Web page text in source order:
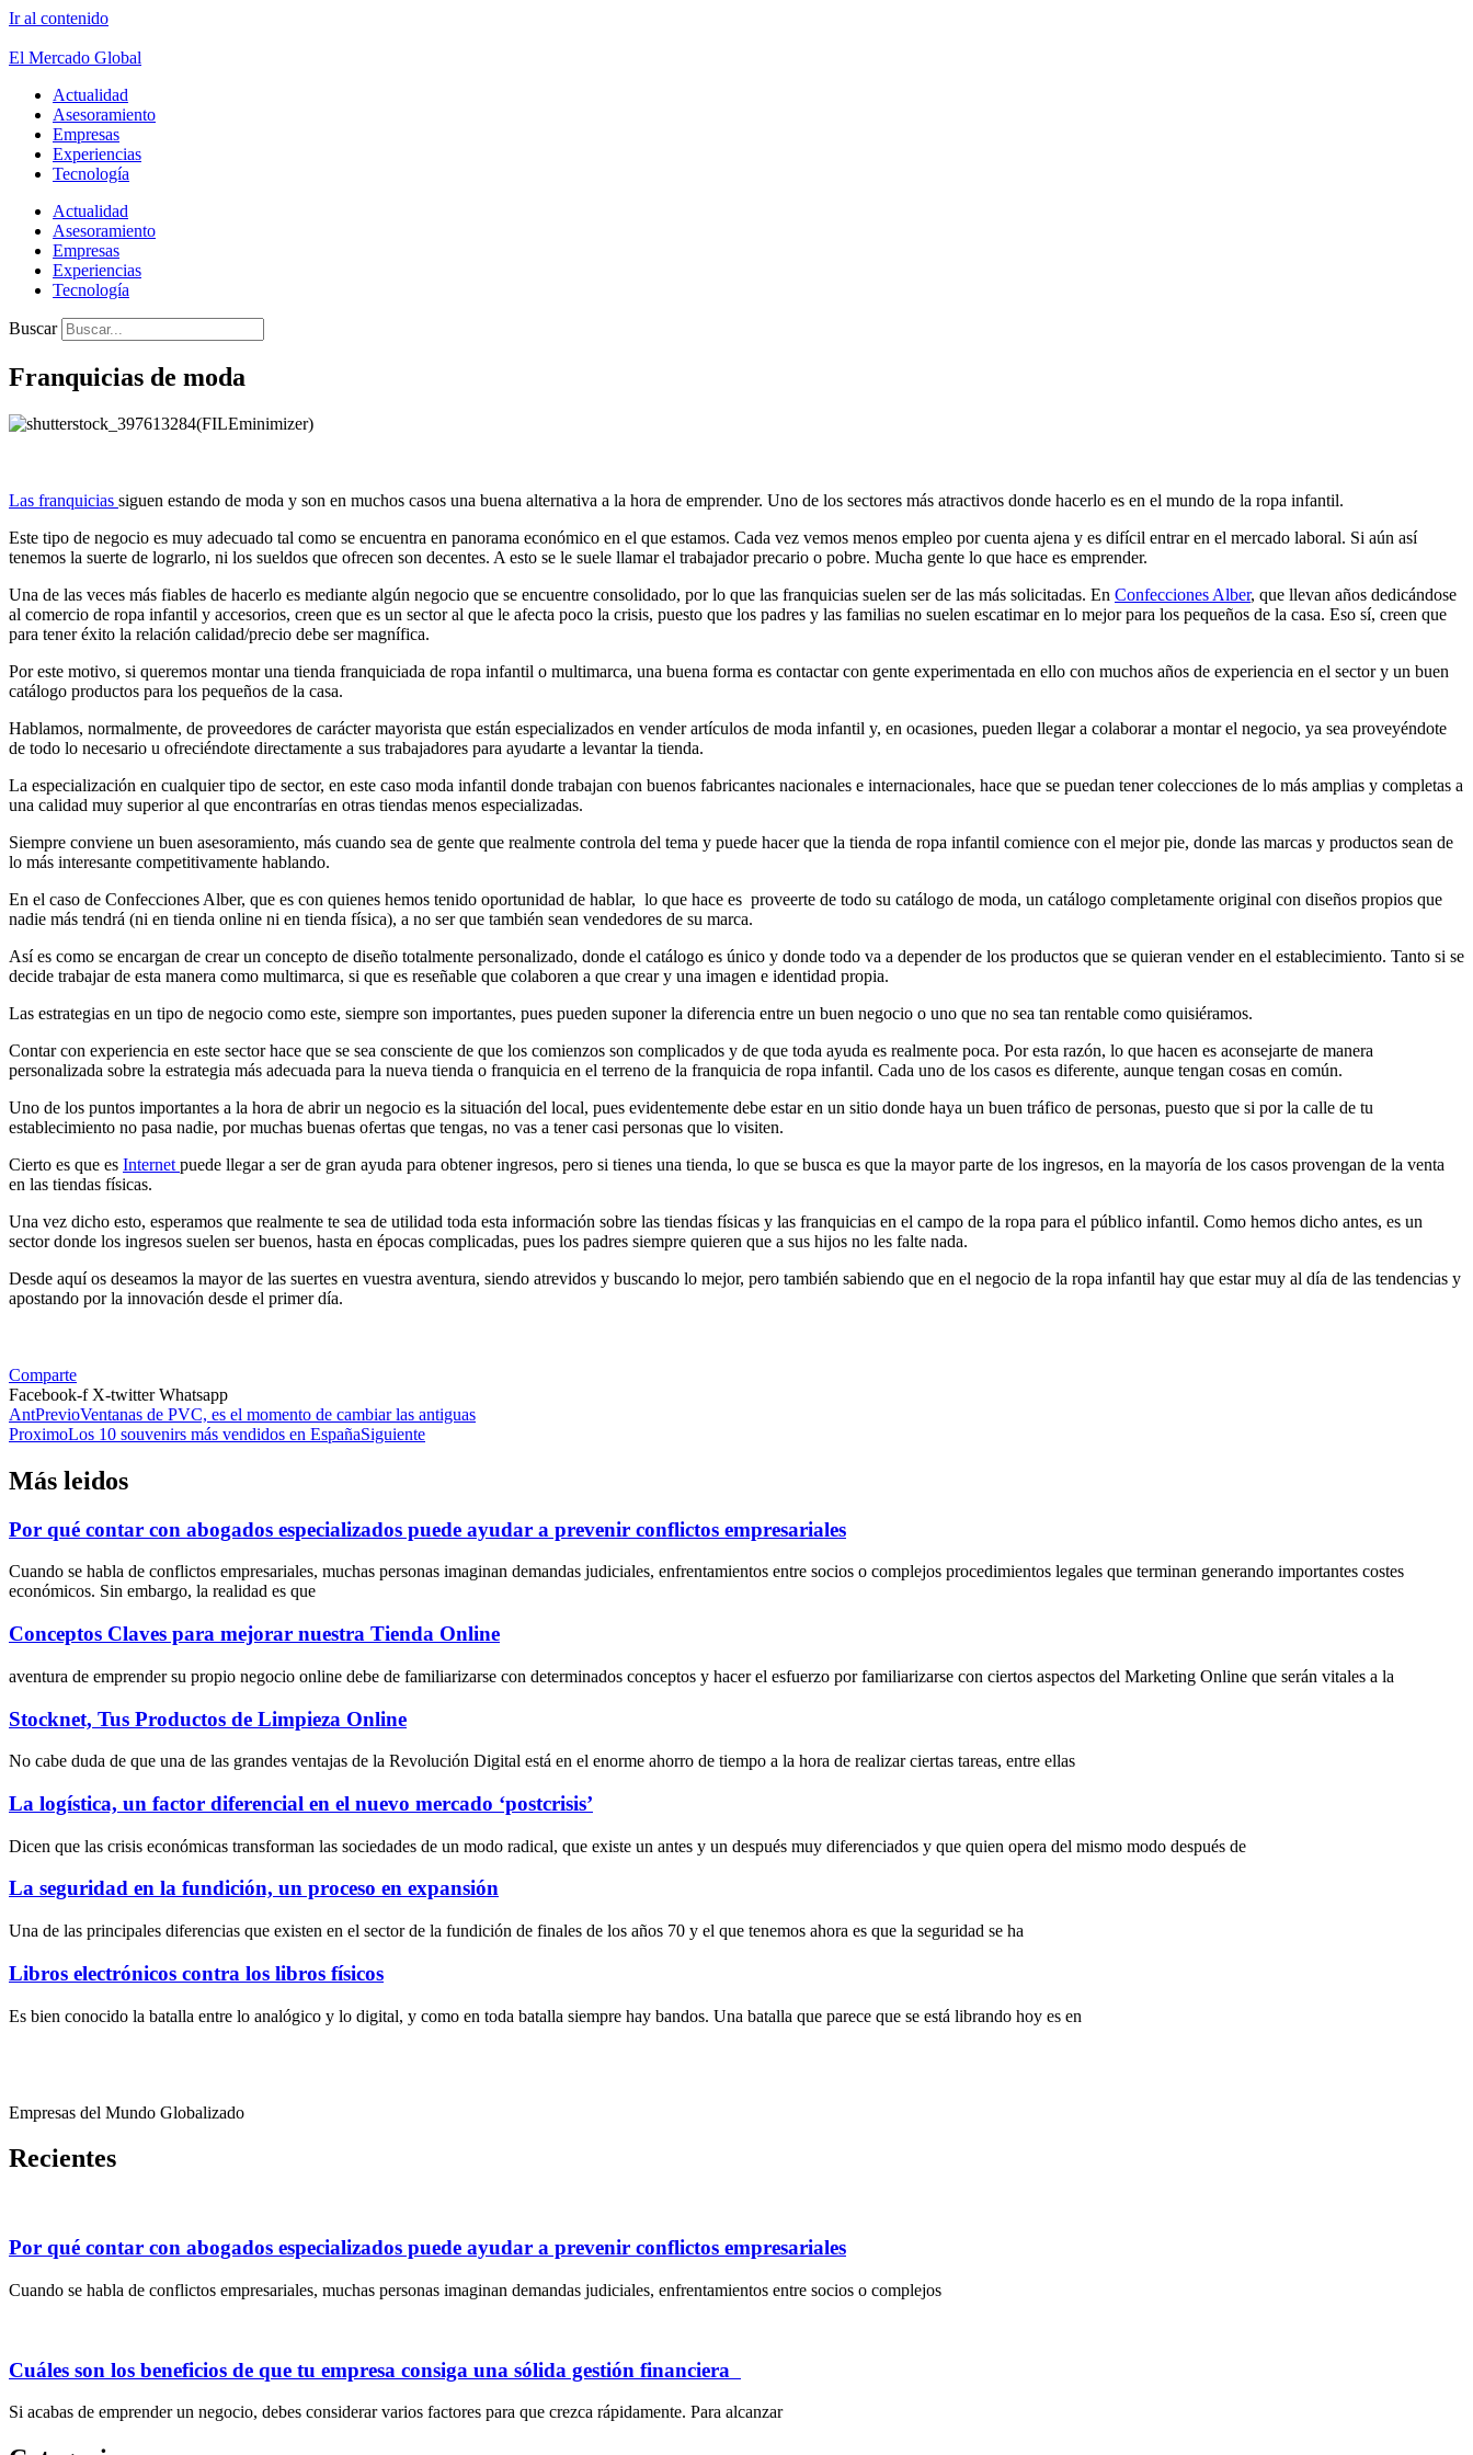
Ir al contenido
El Mercado Global
Actualidad
Asesoramiento
Empresas
Experiencias
Tecnología
Actualidad
Asesoramiento
Empresas
Experiencias
Tecnología
Buscar
Franquicias de moda
Las franquicias siguen estando de moda y son en muchos casos una buena alternativa a la hora de emprender. Uno de los sectores más atractivos donde hacerlo es en el mundo de la ropa infantil.
Este tipo de negocio es muy adecuado tal como se encuentra en panorama económico en el que estamos. Cada vez vemos menos empleo por cuenta ajena y es difícil entrar en el mercado laboral. Si aún así
tenemos la suerte de lograrlo, ni los sueldos que ofrecen son decentes. A esto se le suele llamar el trabajador precario o pobre. Mucha gente lo que hace es emprender.
Una de las veces más fiables de hacerlo es mediante algún negocio que se encuentre consolidado, por lo que las franquicias suelen ser de las más solicitadas. En Confecciones Alber, que llevan años dedicándose
al comercio de ropa infantil y accesorios, creen que es un sector al que le afecta poco la crisis, puesto que los padres y las familias no suelen escatimar en lo mejor para los pequeños de la casa. Eso sí, creen que
para tener éxito la relación calidad/precio debe ser magnífica.
Por este motivo, si queremos montar una tienda franquiciada de ropa infantil o multimarca, una buena forma es contactar con gente experimentada en ello con muchos años de experiencia en el sector y un buen
catálogo productos para los pequeños de la casa.
Hablamos, normalmente, de proveedores de carácter mayorista que están especializados en vender artículos de moda infantil y, en ocasiones, pueden llegar a colaborar a montar el negocio, ya sea proveyéndote
de todo lo necesario u ofreciéndote directamente a sus trabajadores para ayudarte a levantar la tienda.
La especialización en cualquier tipo de sector, en este caso moda infantil donde trabajan con buenos fabricantes nacionales e internacionales, hace que se puedan tener colecciones de lo más amplias y completas a
una calidad muy superior al que encontrarías en otras tiendas menos especializadas.
Siempre conviene un buen asesoramiento, más cuando sea de gente que realmente controla del tema y puede hacer que la tienda de ropa infantil comience con el mejor pie, donde las marcas y productos sean de
lo más interesante competitivamente hablando.
En el caso de Confecciones Alber, que es con quienes hemos tenido oportunidad de hablar, lo que hace es proveerte de todo su catálogo de moda, un catálogo completamente original con diseños propios que
nadie más tendrá (ni en tienda online ni en tienda física), a no ser que también sean vendedores de su marca.
Así es como se encargan de crear un concepto de diseño totalmente personalizado, donde el catálogo es único y donde todo va a depender de los productos que se quieran vender en el establecimiento. Tanto si se
decide trabajar de esta manera como multimarca, si que es reseñable que colaboren a que crear y una imagen e identidad propia.
Las estrategias en un tipo de negocio como este, siempre son importantes, pues pueden suponer la diferencia entre un buen negocio o uno que no sea tan rentable como quisiéramos.
Contar con experiencia en este sector hace que se sea consciente de que los comienzos son complicados y de que toda ayuda es realmente poca. Por esta razón, lo que hacen es aconsejarte de manera
personalizada sobre la estrategia más adecuada para la nueva tienda o franquicia en el terreno de la franquicia de ropa infantil. Cada uno de los casos es diferente, aunque tengan cosas en común.
Uno de los puntos importantes a la hora de abrir un negocio es la situación del local, pues evidentemente debe estar en un sitio donde haya un buen tráfico de personas, puesto que si por la calle de tu
establecimiento no pasa nadie, por muchas buenas ofertas que tengas, no vas a tener casi personas que lo visiten.
Cierto es que es Internet puede llegar a ser de gran ayuda para obtener ingresos, pero si tienes una tienda, lo que se busca es que la mayor parte de los ingresos, en la mayoría de los casos provengan de la venta
en las tiendas físicas.
Una vez dicho esto, esperamos que realmente te sea de utilidad toda esta información sobre las tiendas físicas y las franquicias en el campo de la ropa para el público infantil. Como hemos dicho antes, es un
sector donde los ingresos suelen ser buenos, hasta en épocas complicadas, pues los padres siempre quieren que a sus hijos no les falte nada.
Desde aquí os deseamos la mayor de las suertes en vuestra aventura, siendo atrevidos y buscando lo mejor, pero también sabiendo que en el negocio de la ropa infantil hay que estar muy al día de las tendencias y
apostando por la innovación desde el primer día.
Comparte
Facebook-f X-twitter Whatsapp
AntPrevioVentanas de PVC, es el momento de cambiar las antiguas
ProximoLos 10 souvenirs más vendidos en EspañaSiguiente
Más leidos
Por qué contar con abogados especializados puede ayudar a prevenir conflictos empresariales
Cuando se habla de conflictos empresariales, muchas personas imaginan demandas judiciales, enfrentamientos entre socios o complejos procedimientos legales que terminan generando importantes costes
económicos. Sin embargo, la realidad es que
Conceptos Claves para mejorar nuestra Tienda Online
aventura de emprender su propio negocio online debe de familiarizarse con determinados conceptos y hacer el esfuerzo por familiarizarse con ciertos aspectos del Marketing Online que serán vitales a la
Stocknet, Tus Productos de Limpieza Online
No cabe duda de que una de las grandes ventajas de la Revolución Digital está en el enorme ahorro de tiempo a la hora de realizar ciertas tareas, entre ellas
La logística, un factor diferencial en el nuevo mercado ‘postcrisis’
Dicen que las crisis económicas transforman las sociedades de un modo radical, que existe un antes y un después muy diferenciados y que quien opera del mismo modo después de
La seguridad en la fundición, un proceso en expansión
Una de las principales diferencias que existen en el sector de la fundición de finales de los años 70 y el que tenemos ahora es que la seguridad se ha
Libros electrónicos contra los libros físicos
Es bien conocido la batalla entre lo analógico y lo digital, y como en toda batalla siempre hay bandos. Una batalla que parece que se está librando hoy es en
Empresas del Mundo Globalizado
Recientes
Por qué contar con abogados especializados puede ayudar a prevenir conflictos empresariales
Cuando se habla de conflictos empresariales, muchas personas imaginan demandas judiciales, enfrentamientos entre socios o complejos
Cuáles son los beneficios de que tu empresa consiga una sólida gestión financiera
Si acabas de emprender un negocio, debes considerar varios factores para que crezca rápidamente. Para alcanzar